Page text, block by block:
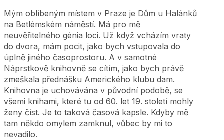
Mým oblíbeným místem v Praze je Dům u Halánků
na Betlémském náměstí. Má pro mě
neuvěřitelného génia loci. Už když vcházím vraty
do dvora, mám pocit, jako bych vstupovala do
úplně jiného časoprostoru. A v samotné
Náprstkově knihovně se cítím, jako bych právě
zmeškala přednášku Amerického klubu dam.
Knihovna je uchovávána v původní podobě, se
všemi knihami, které tu od 60. let 19. století mohly
ženy číst. Je to taková časová kapsle. Kdyby mě
tam někdo omylem zamknul, vůbec by mi to
nevadilo.